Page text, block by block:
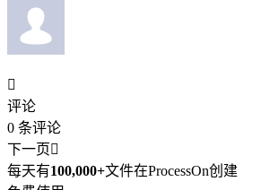

评论
0 条评论
下一页
每天有100,000+文件在ProcessOn创建